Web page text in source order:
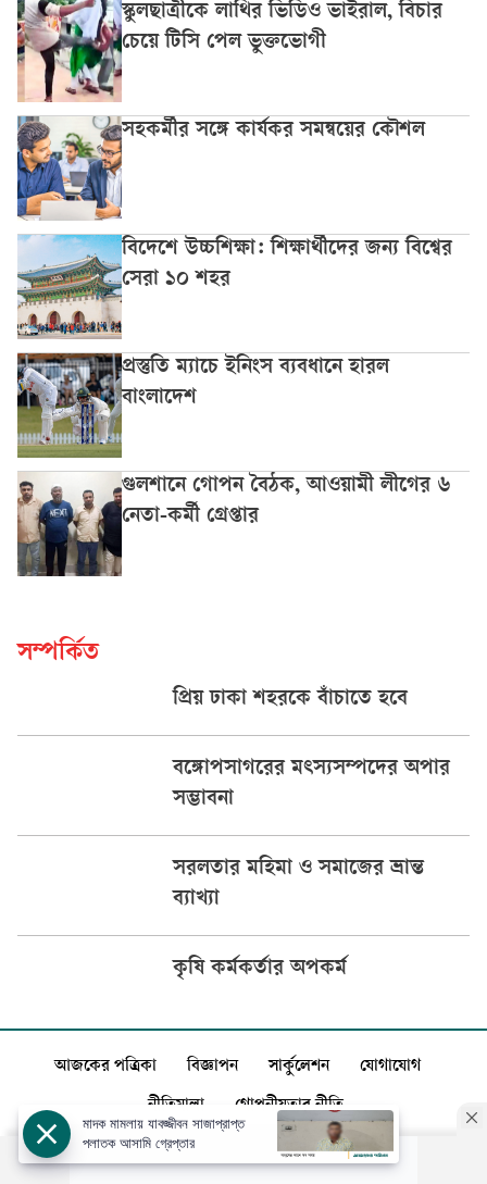
স্কুলছাত্রীকে লাথির ভিডিও ভাইরাল, বিচার
চেয়ে টিসি পেল ভুক্তভোগী
সহকর্মীর সঙ্গে কার্যকর সমন্বয়ের কৌশল
বিদেশে উচ্চশিক্ষা: শিক্ষার্থীদের জন্য বিশ্বের
সেরা ১০ শহর
প্রস্তুতি ম্যাচে ইনিংস ব্যবধানে হারল
বাংলাদেশ
গুলশানে গোপন বৈঠক, আওয়ামী লীগের ৬
নেতা-কর্মী গ্রেপ্তার
সম্পর্কিত
প্রিয় ঢাকা শহরকে বাঁচাতে হবে
বঙ্গোপসাগরের মৎস্যসম্পদের অপার
সম্ভাবনা
সরলতার মহিমা ও সমাজের ভ্রান্ত
ব্যাখ্যা
কৃষি কর্মকর্তার অপকর্ম
আজকের পত্রিকা বিজ্ঞাপন সার্কুলেশন যোগাযোগ
নীতিমালা গোপনীয়তার নীতি
মাদক মামলায় যাবজ্জীবন সাজাপ্রাপ্ত
পলাতক আসামি গ্রেপ্তার